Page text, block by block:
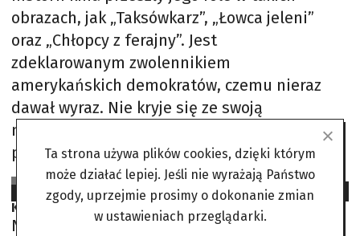
obrazach, jak „Taksówkarz”, „Łowca jeleni”
oraz „Chłopcy z ferajny”. Jest
zdeklarowanym zwolennikiem
amerykańskich demokratów, czemu nieraz
dawał wyraz. Nie kryje się ze swoją
niechęcią do Donalda Trumpa, nazywając go
publicznie klaunem i
Plotkara
2025-03-24
Książka Romana Polańskiego. „Nie biegnijcie! Idźcie!”
Na początku marca ukazała się
Ta strona używa plików cookies, dzięki którym
może działać lepiej. Jeśli nie wyrażają Państwo
zgody, uprzejmie prosimy o dokonanie zmian
w ustawieniach przeglądarki.